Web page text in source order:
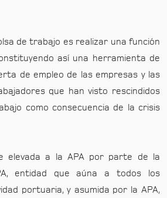
de trabajo es realizar una función
así una herramienta de
de empleo de las empresas y las
que han visto rescindidos
como consecuencia de la crisis
elevada a la APA por parte de la
entidad que aúna a todos los
portuaria, y asumida por la APA,